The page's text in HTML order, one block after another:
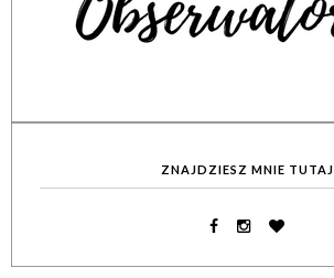
ZNAJDZIESZ MNIE TUTAJ